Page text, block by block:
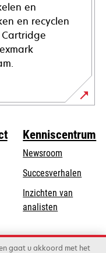
en
en recyclen
Kenniscentrum
Newsroom
Succesverhalen
Inzichten van
analisten
gaat u akkoord met het